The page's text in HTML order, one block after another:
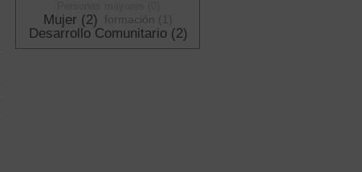
Mujer (2) formación (1)
Desarrollo Comunitario (2)